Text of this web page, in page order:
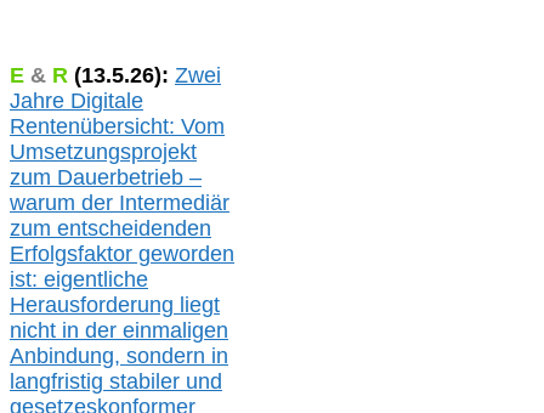
E & R (13.5.26): Zwei
Jahre Digitale
Rentenübersicht: Vom
Umsetzungsprojekt
zum Dauerbetrieb –
warum der Intermediär
zum entscheidenden
Erfolgsfaktor geworden
ist: eigentliche
Herausforderung liegt
nicht in der einmaligen
Anbindung, sondern in
langfristig stabiler und
gesetzeskonformer